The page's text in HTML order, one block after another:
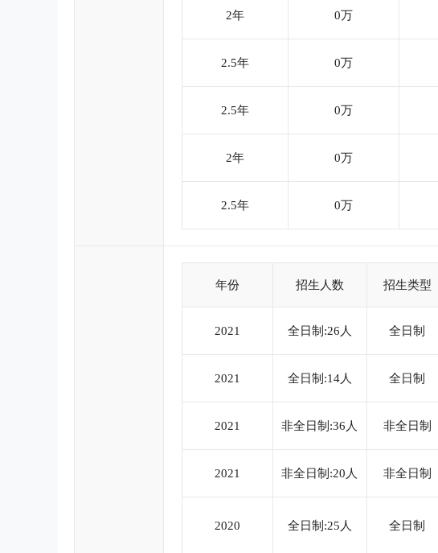
2年 0万
2.5年 0万
2.5年 0万
2年 0万
2.5年 0万
年份 招生人数 招生类型
2021 全日制:26人 全日制
2021 全日制:14人 全日制
2021 非全日制:36人 非全日制
2021 非全日制:20人 非全日制
2020 全日制:25人 全日制